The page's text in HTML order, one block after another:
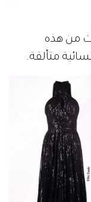
من هذه
متألقة.